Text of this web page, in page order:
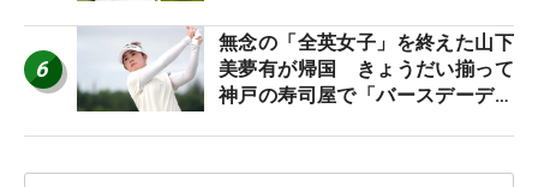
6
無念の「全英女子」を終えた山下
美夢有が帰国 きょうだい揃って
神戸の寿司屋で「バースデーディ